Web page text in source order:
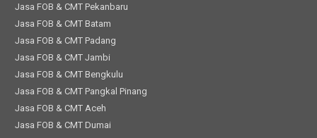
Jasa FOB & CMT Pekanbaru
Jasa FOB & CMT Batam
Jasa FOB & CMT Padang
Jasa FOB & CMT Jambi
Jasa FOB & CMT Bengkulu
Jasa FOB & CMT Pangkal Pinang
Jasa FOB & CMT Aceh
Jasa FOB & CMT Dumai